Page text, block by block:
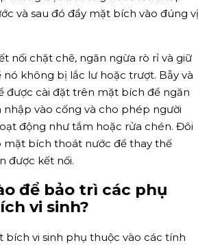
và sau đó đẩy mặt bích vào đúng vị
nối chặt chẽ, ngăn ngừa rò rỉ và giữ
không bị lắc lư hoặc trượt. Bẫy và
được cài đặt trên mặt bích để ngăn
nhập vào cống và cho phép người
động như tắm hoặc rửa chén. Đôi
mặt bích thoát nước để thay thế
được kết nối.
để bảo trì các phụ
vi sinh?
bích vi sinh phụ thuộc vào các tính